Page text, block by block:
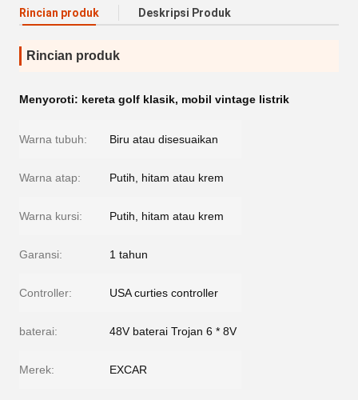
Rincian produk Deskripsi Produk
Rincian produk
Menyoroti: kereta golf klasik, mobil vintage listrik
Warna tubuh: Biru atau disesuaikan
Warna atap: Putih, hitam atau krem
Warna kursi: Putih, hitam atau krem
Garansi: 1 tahun
Controller: USA curties controller
baterai: 48V baterai Trojan 6 * 8V
Merek: EXCAR